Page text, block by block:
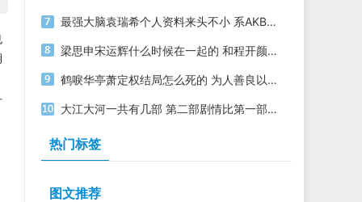
最强大脑袁瑞希个人资料来头不小 系AKB48女团成员之一学霸一枚
梁思申宋运辉什么时候在一起的 和程开颜离婚后最终确定关系
鹤唳华亭萧定权结局怎么死的 为人善良以自杀证清白
大江大河一共有几部 第二部剧情比第一部还精彩
热门标签
图文推荐